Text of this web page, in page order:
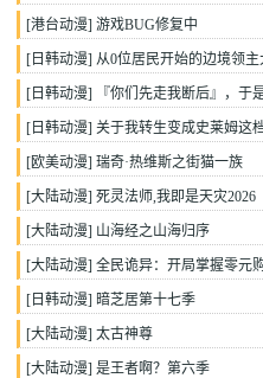
[港台动漫]游戏BUG修复中
[ 日韩动漫]从0位居民开始的边境领主
[ 日韩动漫] 『你们先走我断后』，于
[ 日韩动漫]关于我转生变成史莱姆这
[欧美动漫]瑞奇·热维斯之街猫一族
[大陆动漫]死灵法师,我即是天灾2026
[大陆动漫] 山海经之山海归序
[大陆动漫]全民诡异：开局掌握零元
[ 日韩动漫] 暗芝居第十七季
[大陆动漫]太古神尊
[大陆动漫]是王者啊？第六季